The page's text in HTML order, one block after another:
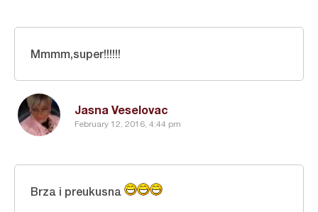
Jasna Veselovac
February 12, 2016, 4:44 pm
Mmmm,super!!!!!!
Brza i preukusna